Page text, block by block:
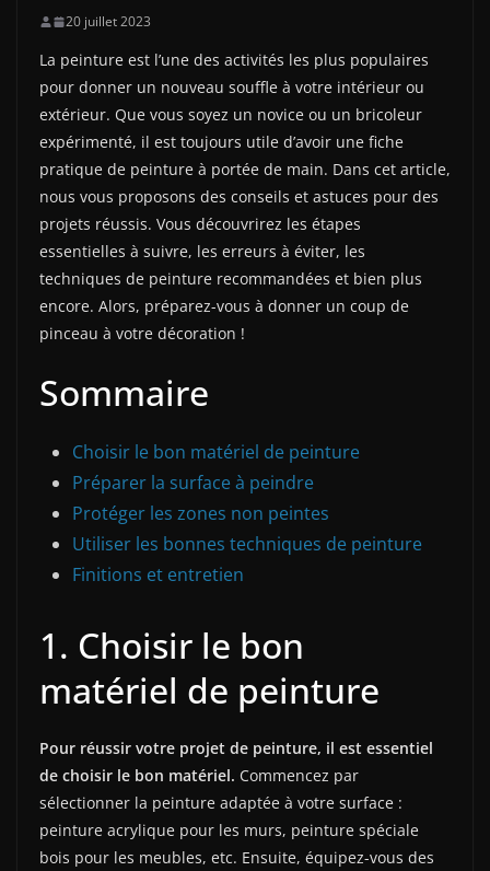
20 juillet 2023
La peinture est l’une des activités les plus populaires
pour donner un nouveau souffle à votre intérieur ou
extérieur. Que vous soyez un novice ou un bricoleur
expérimenté, il est toujours utile d’avoir une fiche
pratique de peinture à portée de main. Dans cet article,
nous vous proposons des conseils et astuces pour des
projets réussis. Vous découvrirez les étapes
essentielles à suivre, les erreurs à éviter, les
techniques de peinture recommandées et bien plus
encore. Alors, préparez-vous à donner un coup de
pinceau à votre décoration !
Sommaire
Choisir le bon matériel de peinture
Préparer la surface à peindre
Protéger les zones non peintes
Utiliser les bonnes techniques de peinture
Finitions et entretien
1. Choisir le bon
matériel de peinture
Pour réussir votre projet de peinture, il est essentiel
de choisir le bon matériel. Commencez par
sélectionner la peinture adaptée à votre surface :
peinture acrylique pour les murs, peinture spéciale
bois pour les meubles, etc. Ensuite, équipez-vous des